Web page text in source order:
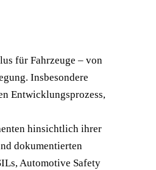
für Fahrzeuge – von
Insbesondere
Entwicklungsprozess,
hinsichtlich ihrer
dokumentierten
Automotive Safety